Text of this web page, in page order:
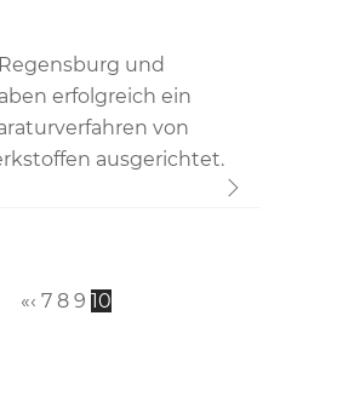
und
erfolgreich ein
von
ausgerichtet.
«‹ 7 8 9 10